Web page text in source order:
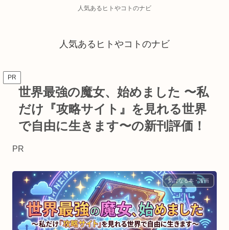
人気あるヒトやコトのナビ
人気あるヒトやコトのナビ
PR
世界最強の魔女、始めました 〜私
だけ『攻略サイト』を見れる世界
で自由に生きます〜の新刊評価！
PR
気になる本・漫画